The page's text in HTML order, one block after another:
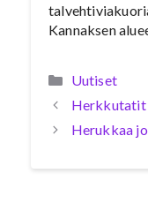
Kannaksen
Kategoriat
Uutiset
Herkkutatit
Herukkaa